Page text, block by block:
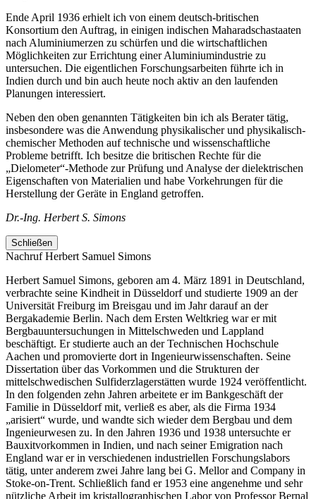
Ende April 1936 erhielt ich von einem deutsch-britischen
Konsortium den Auftrag, in einigen indischen Maharadschastaaten
nach Aluminiumerzen zu schürfen und die wirtschaftlichen
Möglichkeiten zur Errichtung einer Aluminiumindustrie zu
untersuchen. Die eigentlichen Forschungsarbeiten führte ich in
Indien durch und bin auch heute noch aktiv an den laufenden
Planungen interessiert.
Neben den oben genannten Tätigkeiten bin ich als Berater tätig,
insbesondere was die Anwendung physikalischer und physikalisch-
chemischer Methoden auf technische und wissenschaftliche
Probleme betrifft. Ich besitze die britischen Rechte für die
„Dielometer“-Methode zur Prüfung und Analyse der dielektrischen
Eigenschaften von Materialien und habe Vorkehrungen für die
Herstellung der Geräte in England getroffen.
Dr.-Ing. Herbert S. Simons
Schließen
Nachruf Herbert Samuel Simons
Herbert Samuel Simons, geboren am 4. März 1891 in Deutschland,
verbrachte seine Kindheit in Düsseldorf und studierte 1909 an der
Universität Freiburg im Breisgau und im Jahr darauf an der
Bergakademie Berlin. Nach dem Ersten Weltkrieg war er mit
Bergbauuntersuchungen in Mittelschweden und Lappland
beschäftigt. Er studierte auch an der Technischen Hochschule
Aachen und promovierte dort in Ingenieurwissenschaften. Seine
Dissertation über das Vorkommen und die Strukturen der
mittelschwedischen Sulfiderzlagerstätten wurde 1924 veröffentlicht.
In den folgenden zehn Jahren arbeitete er im Bankgeschäft der
Familie in Düsseldorf mit, verließ es aber, als die Firma 1934
„arisiert“ wurde, und wandte sich wieder dem Bergbau und dem
Ingenieurwesen zu. In den Jahren 1936 und 1938 untersuchte er
Bauxitvorkommen in Indien, und nach seiner Emigration nach
England war er in verschiedenen industriellen Forschungslabors
tätig, unter anderem zwei Jahre lang bei G. Mellor and Company in
Stoke-on-Trent. Schließlich fand er 1953 eine angenehme und sehr
nützliche Arbeit im kristallographischen Labor von Professor Bernal